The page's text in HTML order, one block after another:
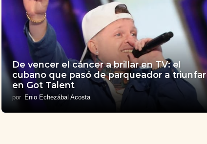
De vencer el cáncer a brillar en TV: el
cubano que pasó de parqueador a triunfar
en Got Talent
por Enio Echezábal Acosta